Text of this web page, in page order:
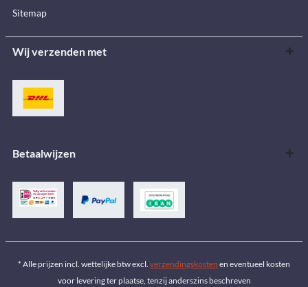
Sitemap
Wij verzenden met
Betaalwijzen
* Alle prijzen incl. wettelijke btw excl. verzendingskosten en eventueel kosten
voor levering ter plaatse, tenzij anderszins beschreven